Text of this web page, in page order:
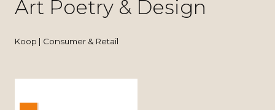
Art Poetry & Design
Koop | Consumer & Retail